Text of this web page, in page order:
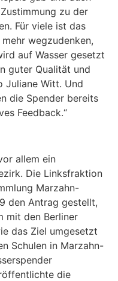
zu der
Für viele ist das
wegzudenken,
auf Wasser gesetzt
guter Qualität und
Juliane Witt. Und
die Spender bereits
Feedback.“
allem ein
Die Linksfraktion
Marzahn-
den Antrag gestellt,
mit den Berliner
das Ziel umgesetzt
Schulen in Marzahn-
die